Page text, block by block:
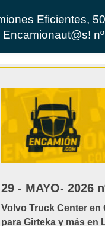
Eficientes,
29 - MAYO- 2026
Volvo Truck Center en
para Girteka y más en